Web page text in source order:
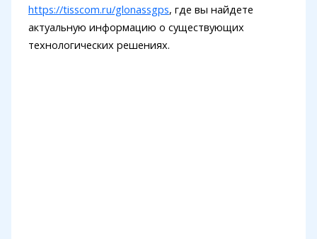
https://tisscom.ru/glonassgps, где вы найдете
актуальную информацию о существующих
технологических решениях.